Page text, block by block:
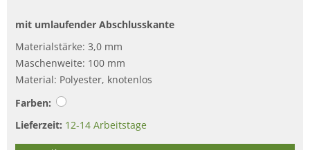
mit umlaufender Abschlusskante
Materialstärke: 3,0 mm
Maschenweite: 100 mm
Material: Polyester, knotenlos
Farben:
Lieferzeit: 12-14 Arbeitstage